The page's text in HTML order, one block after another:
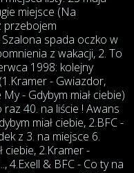
miejsce (Na
przebojem
spada oczko w
z wakacji, 2. To
1998: kolejny
- Gwiazdor,
- Gdybym miał ciebie)
40. na liście ! Awans
miał ciebie, 2.BFC -
z 3. na miejsce 6.
ciebie, 2.Kramer -
4.Exell & BFC - Co ty na